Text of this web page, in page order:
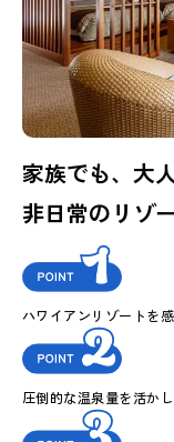
家族でも、大
非日常のリゾ
ハワイアンリゾートを
圧倒的な温泉量を活か